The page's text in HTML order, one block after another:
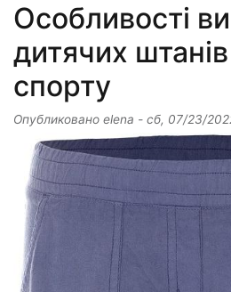
Особливості
дитячих
спорту
Опубликовано elena - сб, 07/23/